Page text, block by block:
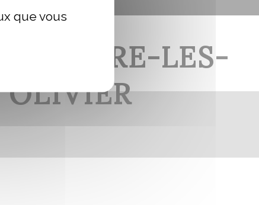
LES-
OLIVIER
que vous